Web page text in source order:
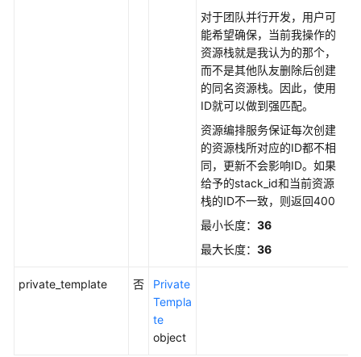
对于团队并行开发，用户可
能希望确保，当前我操作的
资源栈就是我认为的那个，
而不是其他队友删除后创建
的同名资源栈。因此，使用
ID就可以做到强匹配。
资源编排服务保证每次创建
的资源栈所对应的ID都不相
同，更新不会影响ID。如果
给予的stack_id和当前资源
栈的ID不一致，则返回400
最小长度： 36
最大长度： 36
private_template 否
Private
Templa
te
object